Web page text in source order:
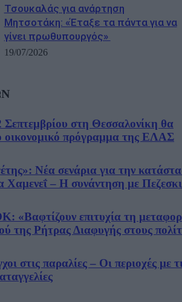
Τσουκαλάς για ανάρτηση
Μητσοτάκη: «Έταξε τα πάντα για να
γίνει πρωθυπουργός»
19/07/2026
Σεπτεμβρίου στη Θεσσαλονίκη θα
οικονομικό πρόγραμμα της ΕΛΑΣ
Νέα σενάρια για την
– Η συνάντηση με
«Βαφτίζουν επιτυχία τη
της Ρήτρας Διαφυγής στους
στις παραλίες – Οι περιοχές με